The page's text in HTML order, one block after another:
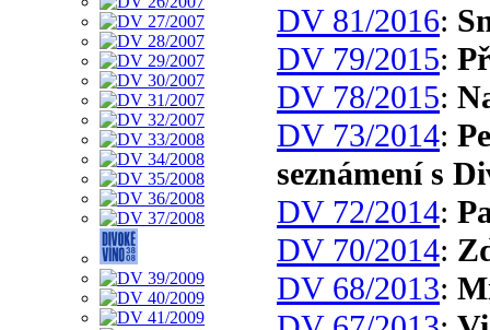
DV 81/2016:
DV 79/2015:
DV 78/2015:
DV 73/2014:
seznámení s
DV 72/2014:
DV 70/2014:
DV 68/2013: